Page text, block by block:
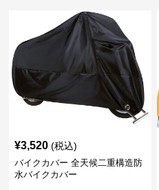
¥3,520 (税込)
バイクカバー 全天候二重構造防
水バイクカバー